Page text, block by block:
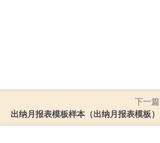
下一篇
出纳月报表模板样本（出纳月报表模板）